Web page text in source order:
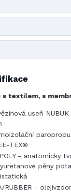
s textilem, s
useň
TEX®
- anatomicky
pěny
RUBBER -